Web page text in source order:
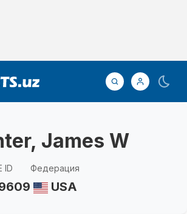
James W
ID Федерация
USA